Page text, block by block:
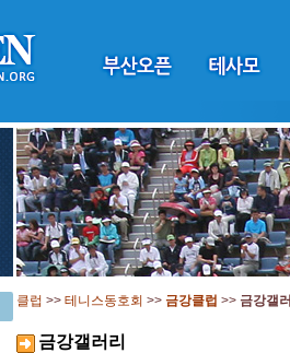
클럽 >> 테니스동호회 >> 금강클럽 >> 금강갤
금강갤러리